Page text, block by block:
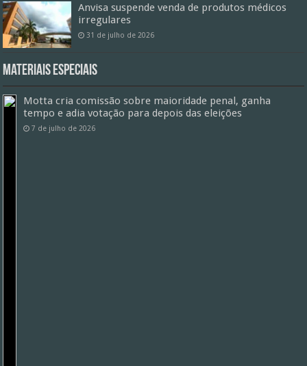
Anvisa suspende venda de produtos médicos
irregulares
31 de julho de 2026
Materiais especiais
Motta cria comissão sobre maioridade penal, ganha
tempo e adia votação para depois das eleições
7 de julho de 2026